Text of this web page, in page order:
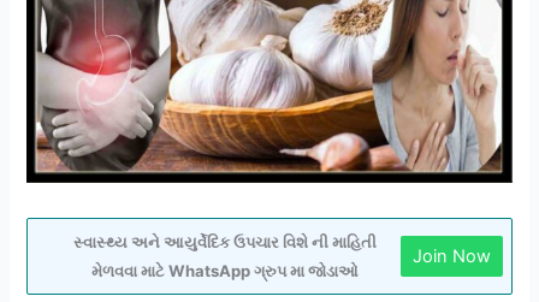
સ્વાસ્થ્ય અને આયુર્વેદિક ઉપચાર વિશે ની માહિતી
મેળવવા માટે WhatsApp ગ્રુપ મા જોડાઓ
Join Now